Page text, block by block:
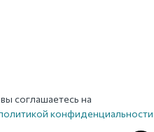
соглашаетесь на
конфиденциальности